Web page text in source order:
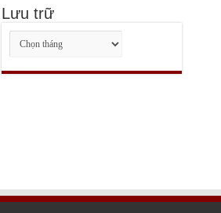
Lưu trữ
Lưu
trữ